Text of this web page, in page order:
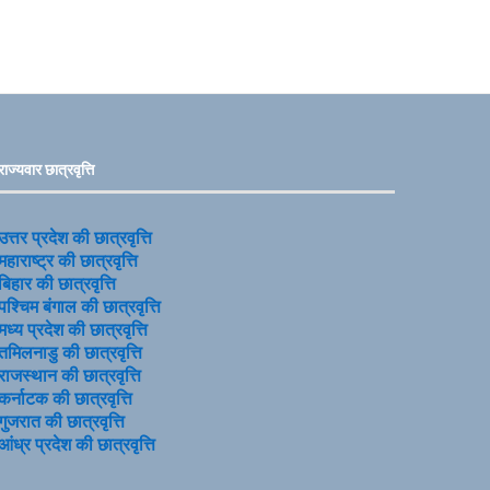
छात्रवृत्ति
प्रदेश की छात्रवृत्ति
की छात्रवृत्ति
की छात्रवृत्ति
बंगाल की छात्रवृत्ति
प्रदेश की छात्रवृत्ति
की छात्रवृत्ति
की छात्रवृत्ति
की छात्रवृत्ति
की छात्रवृत्ति
प्रदेश की छात्रवृत्ति